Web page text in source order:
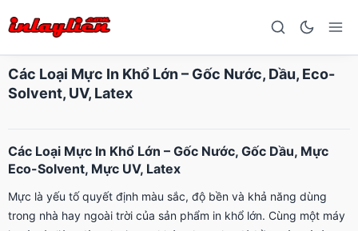
Các Loại Mực In Khổ Lớn – Gốc Nước, Dầu, Eco-
Solvent, UV, Latex
Các Loại Mực In Khổ Lớn – Gốc Nước, Gốc Dầu, Mực
Eco-Solvent, Mực UV, Latex
Mực là yếu tố quyết định màu sắc, độ bền và khả năng dùng
trong nhà hay ngoài trời của sản phẩm in khổ lớn. Cùng một máy